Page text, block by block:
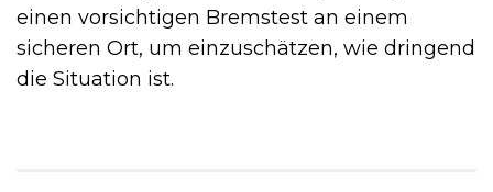
einen vorsichtigen Bremstest an einem
sicheren Ort, um einzuschätzen, wie dringend
die Situation ist.